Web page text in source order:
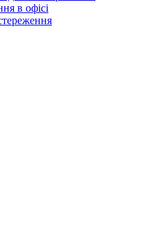
в офісі